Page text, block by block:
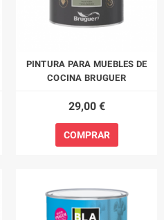
PINTURA PARA MUEBLES DE
COCINA BRUGUER
29,00 €
COMPRAR